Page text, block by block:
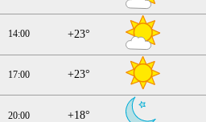
14:00 +23°
17:00 +23°
20:00 +18°